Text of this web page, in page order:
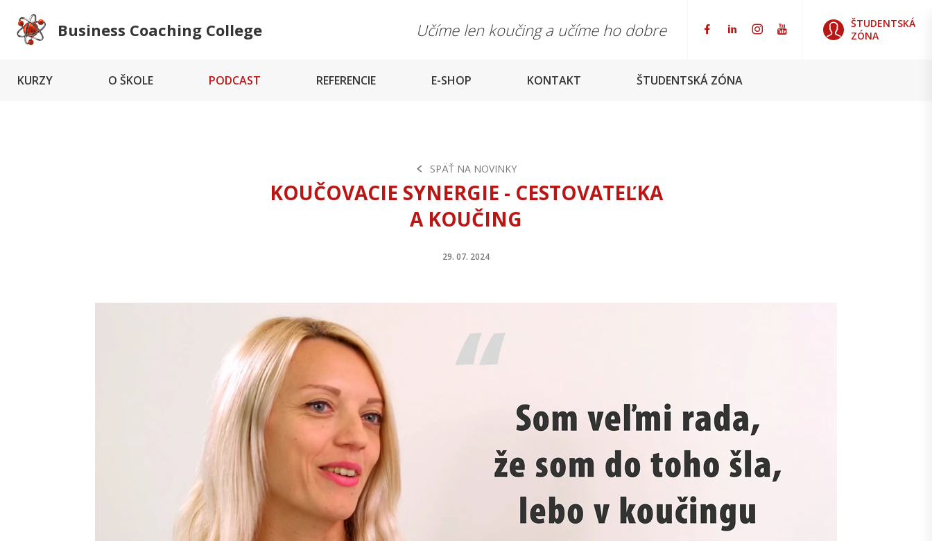
Business Coaching College Učíme len koučing a učíme ho dobre
ŠTUDENTSKÁ
ZÓNA
KURZY O ŠKOLE PODCAST REFERENCIE E-SHOP KONTAKT ŠTUDENTSKÁ ZÓNA
SPÄŤ NA NOVINKY
KOUČOVACIE SYNERGIE - CESTOVATEĽKA
A KOUČING
29. 07. 2024